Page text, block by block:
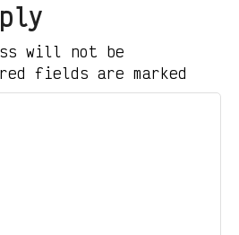
will not be
fields are marked